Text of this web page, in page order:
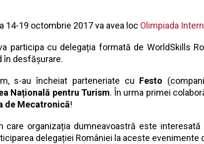
14-19 octombrie 2017 va avea loc Olimpiada
participa cu delegația formată de WorldSkills
în desfășurare.
s-au încheiat parteneriate cu Festo
Națională pentru Turism. În urma primei
de Mecatronică!
care organizația dumneavoastră este
delegației României la aceste evenimente